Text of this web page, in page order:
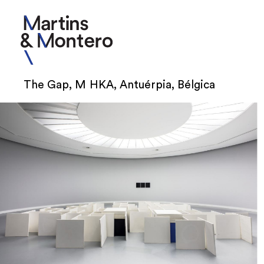
The Gap, M HKA, Antuérpia, Bélgica